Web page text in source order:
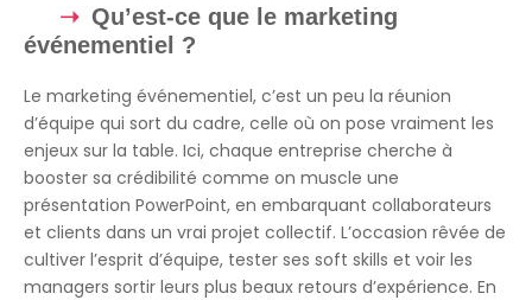
Qu’est-ce que le marketing
événementiel ?
Le marketing événementiel, c’est un peu la réunion
d’équipe qui sort du cadre, celle où on pose vraiment les
enjeux sur la table. Ici, chaque entreprise cherche à
booster sa crédibilité comme on muscle une
présentation PowerPoint, en embarquant collaborateurs
et clients dans un vrai projet collectif. L’occasion rêvée de
cultiver l’esprit d’équipe, tester ses soft skills et voir les
managers sortir leurs plus beaux retours d’expérience. En